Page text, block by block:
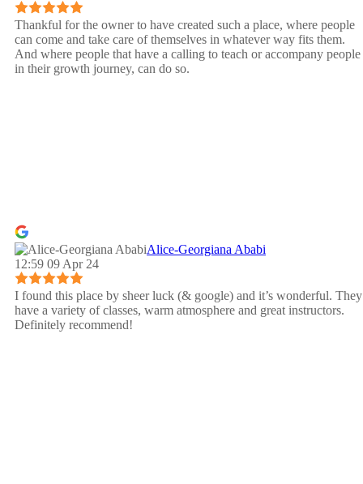
Thankful for the owner to have created such a place, where people
can come and take care of themselves in whatever way fits them.
And where people that have a calling to teach or accompany people
in their growth journey, can do so.
Alice-Georgiana Ababi
12:59 09 Apr 24
I found this place by sheer luck (& google) and it’s wonderful. They
have a variety of classes, warm atmosphere and great instructors.
Definitely recommend!